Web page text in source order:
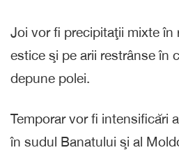
Joi vor fi precipitaţii mixte în
estice şi pe arii restrânse în
depune polei.
Temporar vor fi intensificări
în sudul Banatului şi al